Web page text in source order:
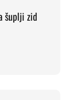
šuplji zid